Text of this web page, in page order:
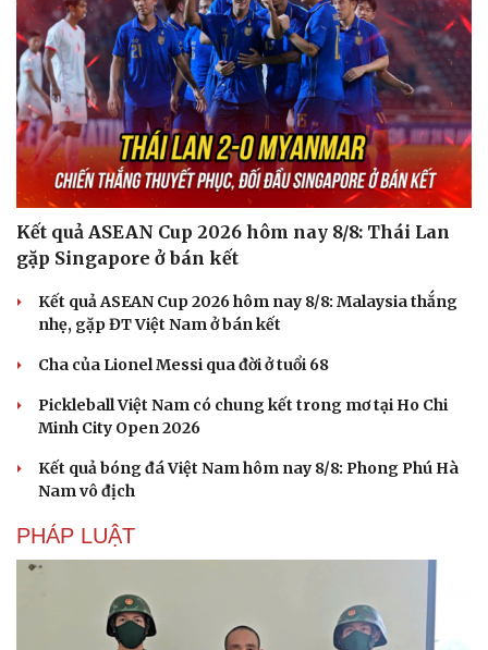
Văn hóa
Sân khấu - Điện ảnh
Văn học
Âm nhạc
Di sản
Giải trí
Nghệ sĩ
Thời trang
Sao Việt
Kết quả ASEAN Cup 2026 hôm nay 8/8: Thái Lan
gặp Singapore ở bán kết
Kết quả ASEAN Cup 2026 hôm nay 8/8: Malaysia thắng
nhẹ, gặp ĐT Việt Nam ở bán kết
Cha của Lionel Messi qua đời ở tuổi 68
Pickleball Việt Nam có chung kết trong mơ tại Ho Chi
Minh City Open 2026
Kết quả bóng đá Việt Nam hôm nay 8/8: Phong Phú Hà
Nam vô địch
PHÁP LUẬT